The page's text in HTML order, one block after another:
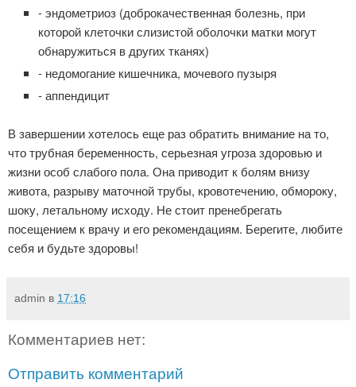
- эндометриоз (доброкачественная болезнь, при
которой клеточки слизистой оболочки матки могут
обнаружиться в других тканях)
- недомогание кишечника, мочевого пузыря
- аппендицит
В завершении хотелось еще раз обратить внимание на то,
что трубная беременность, серьезная угроза здоровью и
жизни особ слабого пола. Она приводит к болям внизу
живота, разрыву маточной трубы, кровотечению, обмороку,
шоку, летальному исходу. Не стоит пренебрегать
посещением к врачу и его рекомендациям. Берегите, любите
себя и будьте здоровы!
admin в 17:16
Комментариев нет:
Отправить комментарий